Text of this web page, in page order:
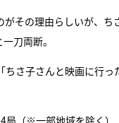
その理由らしいが、
一刀両断。
さ子さんと映画に行